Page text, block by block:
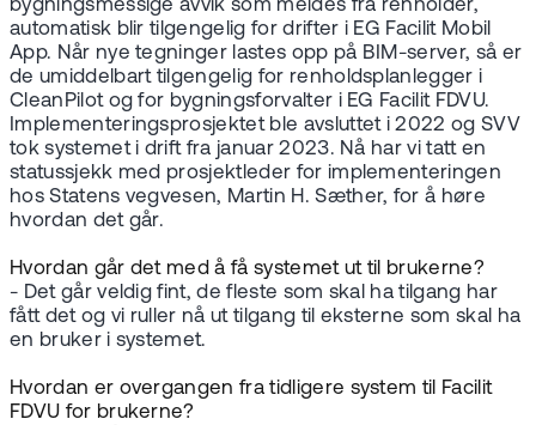
bygningsmessige avvik som meldes fra renholder,
automatisk blir tilgengelig for drifter i EG Facilit Mobil
App. Når nye tegninger lastes opp på BIM-server, så er
de umiddelbart tilgengelig for renholdsplanlegger i
CleanPilot og for bygningsforvalter i EG Facilit FDVU.
Implementeringsprosjektet ble avsluttet i 2022 og SVV
tok systemet i drift fra januar 2023. Nå har vi tatt en
statussjekk med prosjektleder for implementeringen
hos Statens vegvesen, Martin H. Sæther, for å høre
hvordan det går.
Hvordan går det med å få systemet ut til brukerne?
- Det går veldig fint, de fleste som skal ha tilgang har
fått det og vi ruller nå ut tilgang til eksterne som skal ha
en bruker i systemet.
Hvordan er overgangen fra tidligere system til Facilit
FDVU for brukerne?